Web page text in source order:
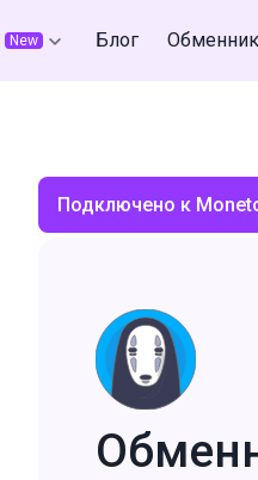
New Блог
Подключено к